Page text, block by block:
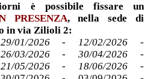
è possibile fissare un
PRESENZA, nella sede di
in via Zilioli 2:
01/2026-12/02/2026
-
26/03/2026-30/04/2026
-
05/2026 -
18/06/2026 -